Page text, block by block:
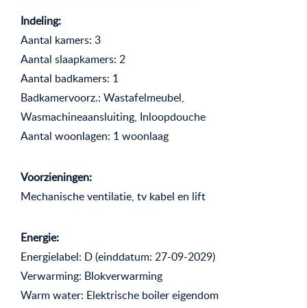
Indeling:
Aantal kamers: 3
Aantal slaapkamers: 2
Aantal badkamers: 1
Badkamervoorz.: Wastafelmeubel,
Wasmachineaansluiting, Inloopdouche
Aantal woonlagen: 1 woonlaag
Voorzieningen:
Mechanische ventilatie, tv kabel en lift
Energie:
Energielabel: D (einddatum: 27-09-2029)
Verwarming: Blokverwarming
Warm water: Elektrische boiler eigendom